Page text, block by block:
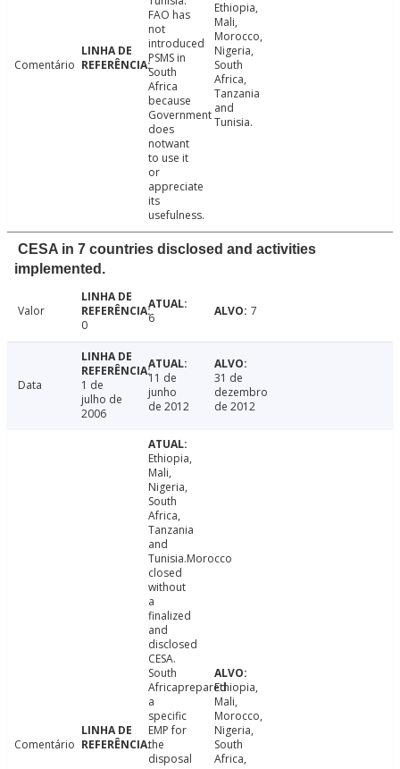
Comentário
FAO has
not
introduced
PSMS in
South
Africa
because
Government
does
notwant
to use it
or
appreciate
its
usefulness.
Ethiopia,
Mali,
Morocco,
Nigeria,
South
Africa,
Tanzania
and
Tunisia.
CESA in 7 countries disclosed and activities
implemented.
Valor
0
6 7
Data
1 de
julho de
2006
11 de
junho
de 2012
31 de
dezembro
de 2012
Comentário
Ethiopia,
Mali,
Nigeria,
South
Africa,
Tanzania
and
Tunisia.Morocco
closed
without
a
finalized
and
disclosed
CESA.
South
Africaprepared
a
specific
EMP for
the
disposal
Ethiopia,
Mali,
Morocco,
Nigeria,
South
Africa,